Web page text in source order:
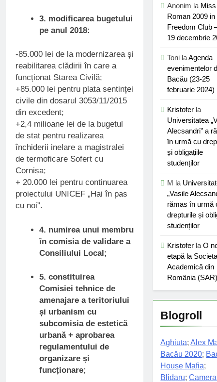
3. modificarea bugetului
pe anul 2018:
-85.000 lei de la modernizarea și
reabilitarea clădirii în care a
funcționat Starea Civilă;
+85.000 lei pentru plata sentinței
civile din dosarul 3053/11/2015
din excedent;
+2,4 milioane lei de la bugetul
de stat pentru realizarea
închiderii inelare a magistralei
de termoficare Sofert cu
Cornișa;
+ 20.000 lei pentru continuarea
proiectului UNICEF „Hai în pas
cu noi”.
4. numirea unui membru
în comisia de validare a
Consiliului Local;
5. constituirea
Comisiei tehnice de
amenajare a teritoriului
și urbanism cu
subcomisia de estetică
urbană + aprobarea
regulamentului de
organizare și
funcționare;
Anonim la Miss
Roman 2009 in
Freedom Club
19 decembrie
Toni laAgenda
evenimentelor
Bacău (23-25
februarie 2024)
Kristofer la
Universitatea
Alecsandri” a
în urmă cu
și obligațiile
studenților
M la
„Vasile
rămas în urmă
drepturile și
studenților
Kristofer laO
etapă la
Academică din
România
Blogroll
Aghiuta;Alex
Bacău 2020;
House Mafia;
Blidaru;